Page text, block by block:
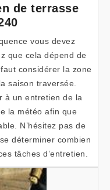
de terrasse
vous devez
que cela dépend de
considérer la zone
saison traversée.
à un entretien de la
la météo afin que
N’hésitez pas de
déterminer combien
tâches d’entretien.